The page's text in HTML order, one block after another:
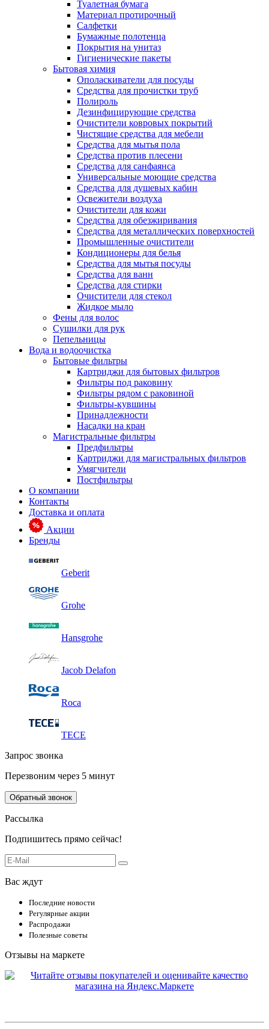
Туалетная бумага
Материал протирочный
Салфетки
Бумажные полотенца
Покрытия на унитаз
Гигиенические пакеты
Бытовая химия
Ополаскиватели для посуды
Средства для прочистки труб
Полироль
Дезинфицирующие средства
Очистители ковровых покрытий
Чистящие средства для мебели
Средства для мытья пола
Средства против плесени
Средства для санфаянса
Универсальные моющие средства
Средства для душевых кабин
Освежители воздуха
Очистители для кожи
Средства для обезжиривания
Средства для металлических поверхностей
Промышленные очистители
Кондиционеры для белья
Средства для мытья посуды
Средства для ванн
Средства для стирки
Очистители для стекол
Жидкое мыло
Фены для волос
Сушилки для рук
Пепельницы
Вода и водоочистка
Бытовые фильтры
Картриджи для бытовых фильтров
Фильтры под раковину
Фильтры рядом с раковиной
Фильтры-кувшины
Принадлежности
Насадки на кран
Магистральные фильтры
Предфильтры
Картриджи для магистральных фильтров
Умягчители
Постфильтры
О компании
Контакты
Доставка и оплата
Акции
Бренды
Geberit
Grohe
Hansgrohe
Jacob Delafon
Roca
TECE
Запрос звонка
Перезвоним через 5 минут
Обратный звонок
Рассылка
Подпишитесь прямо сейчас!
Вас ждут
Последние новости
Регулярные акции
Распродажи
Полезные советы
Отзывы на маркете